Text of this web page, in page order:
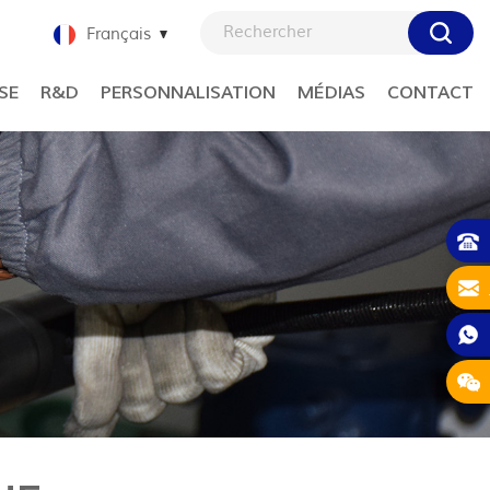
Français
R&D PERSONNALISATION MÉDIAS CONTACT